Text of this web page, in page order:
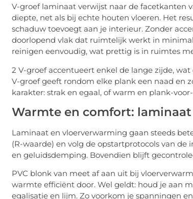
V-groef laminaat verwijst naar de facetkanten
diepte, net als bij echte houten vloeren. Het
schaduw toevoegt aan je interieur. Zonder
doorlopend vlak dat ruimtelijk werkt in
reinigen eenvoudig, wat prettig is in ruimtes
2 V-groef accentueert enkel de lange zijde,
V-groef geeft rondom elke plank een naad en
karakter: strak en egaal, of warm en plank-
Warmte en comfort:
Laminaat en vloerverwarming gaan steeds
(R-waarde) en volg de opstartprotocols van
en geluidsdemping. Bovendien blijft
PVC blonk van meet af aan uit bij
warmte efficiënt door. Wel geldt: houd je aan
egalisatie en lijm. Zo voorkom je spanningen